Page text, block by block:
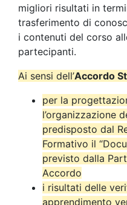
migliori risultati in
trasferimento di
i contenuti del corso
partecipanti.
Ai sensi dell’Accordo
per la
l’organizzazione
predisposto dal
Formativo il
previsto dalla
Accordo
i risultati delle
apprendimento